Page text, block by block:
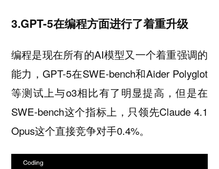
3.GPT-5在编程方面进行了着重升级
编程是现在所有的AI模型又一个着重强调的
能力，GPT-5在SWE-bench和Aider Polyglot
等测试上与o3相比有了明显提高，但是在
SWE-bench这个指标上，只领先Claude 4.1
Opus这个直接竞争对手0.4%。